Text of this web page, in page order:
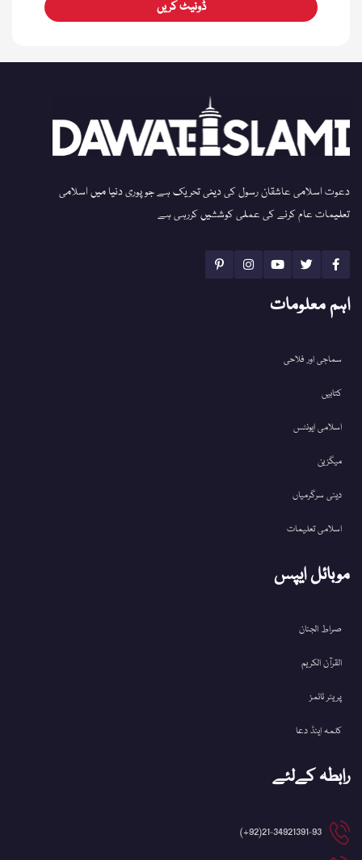
ڈونیٹ کریں
دعوت اسلامی عاشقان رسول کی دینی تحریک ہے جو پوری دنیا میں اسلامی
تعلیمات عام کرنے کی عملی کوششیں کررہی ہے
اہم معلومات
سماجی اور فلاحی
کتابیں
اسلامی ایونٹس
میگزین
دینی سرگرمیاں
اسلامی تعلیمات
موبائل ایپس
صراط الجنان
القرآن الکریم
پریئر ٹائمز
کلمہ اینڈ دعا
رابطہ کےلئے
21-34921391-93(92+)